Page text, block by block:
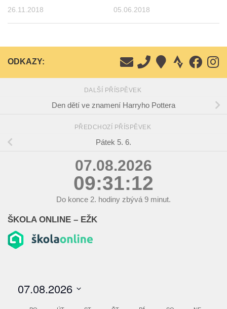
26.11.2018 05.06.2018
ODKAZY:
DALŠÍ PŘÍSPĚVEK
Den dětí ve znamení Harryho Pottera
PŘEDCHOZÍ PŘÍSPĚVEK
Pátek 5. 6.
07.08.2026
09:31:12
Do konce 2. hodiny zbývá 9 minut.
ŠKOLA ONLINE – EŽK